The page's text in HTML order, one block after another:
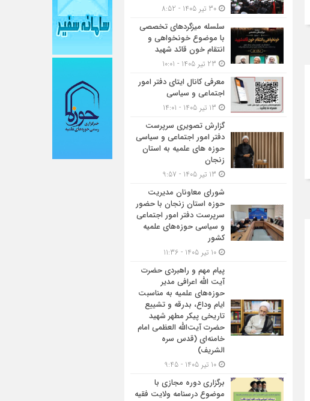
سلسله میزگردهای تخصصی
با موضوع خونخواهی و
انتقام خون قائد شهید
معرفی کانال ایتای دفتر امور
اجتماعی و سیاسی
گزارش تصویری سرپرست
دفتر امور اجتماعی و سیاسی
حوزه های علمیه به استان
زنجان
شورای معاونان مدیریت
حوزه استان زنجان با حضور
سرپرست دفتر امور اجتماعی
و سیاسی حوزه‌های علمیه
کشور
پیام مهم و راهبردی حضرت
آیت الله اعرافی مدیر
حوزه‌های علمیه به مناسبت
ایام وداع، بدرقه و تشییع
تاریخی پیکر مطهر شهید
حضرت آیت‌الله العظمی امام
خامنه‌ای (قدس سره
الشریف)
برگزاری دوره مجازی با
موضوع درسنامه ولایت فقیه